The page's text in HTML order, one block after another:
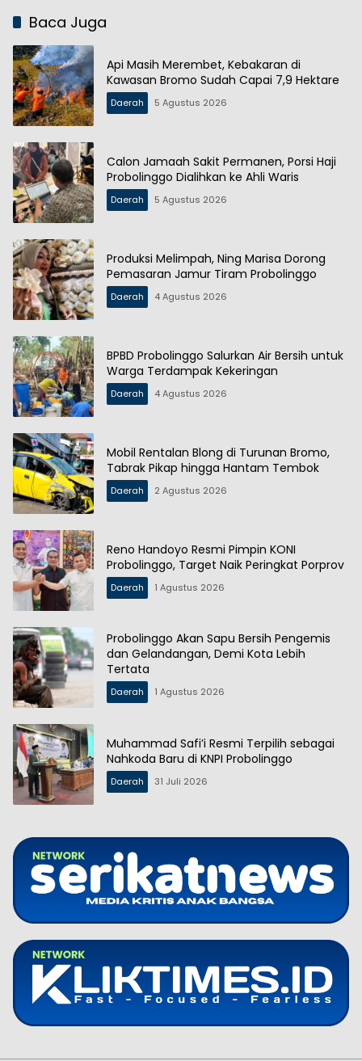
Baca Juga
Api Masih Merembet, Kebakaran di
Kawasan Bromo Sudah Capai 7,9 Hektare
Daerah 5 Agustus 2026
Calon Jamaah Sakit Permanen, Porsi Haji
Probolinggo Dialihkan ke Ahli Waris
Daerah 5 Agustus 2026
Produksi Melimpah, Ning Marisa Dorong
Pemasaran Jamur Tiram Probolinggo
Daerah 4 Agustus 2026
BPBD Probolinggo Salurkan Air Bersih untuk
Warga Terdampak Kekeringan
Daerah 4 Agustus 2026
Mobil Rentalan Blong di Turunan Bromo,
Tabrak Pikap hingga Hantam Tembok
Daerah 2 Agustus 2026
Reno Handoyo Resmi Pimpin KONI
Probolinggo, Target Naik Peringkat Porprov
Daerah 1 Agustus 2026
Probolinggo Akan Sapu Bersih Pengemis
dan Gelandangan, Demi Kota Lebih
Tertata
Daerah 1 Agustus 2026
Muhammad Safi’i Resmi Terpilih sebagai
Nahkoda Baru di KNPI Probolinggo
Daerah 31 Juli 2026